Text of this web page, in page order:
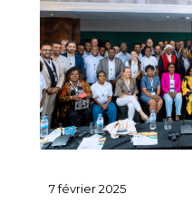
7 février 2025